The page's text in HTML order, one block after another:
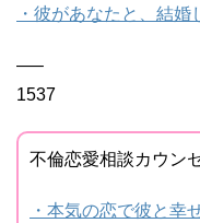
・彼があなたと、結
—–
1537
不倫恋愛相談カウン
・本気の恋で彼と幸